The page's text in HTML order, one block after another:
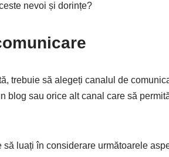
nevoi și dorințe?
trebuie să alegeți canalul de
blog sau orice alt canal care să
luați în considerare următoarele